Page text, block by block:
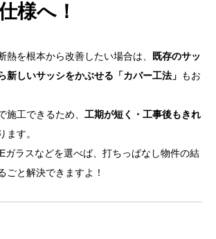
様へ！
熱を根本から改善したい場合は、
既存のサッ
新しいサッシをかぶせる「カバー工法」 もお
施工できるため、 工期が短く・工事後もきれ
ます。
ガラスなどを選べば、打ちっぱなし物件の結
ごと解決できますよ！